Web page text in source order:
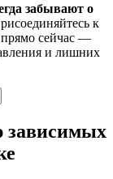
забывают о
к
прямо сейчас —
и лишних
зависимых